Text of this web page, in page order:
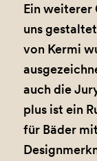
Ein weiterer
uns
von Kermi
auch die
plus ist ein
für Bäder